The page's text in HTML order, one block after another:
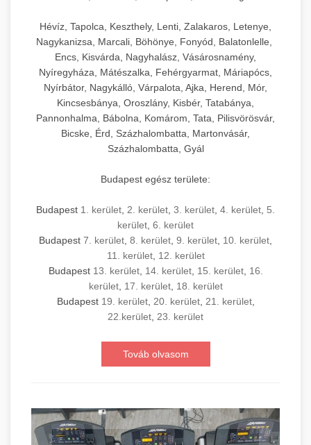
Hévíz, Tapolca, Keszthely, Lenti, Zalakaros, Letenye,
Nagykanizsa, Marcali, Böhönye, Fonyód, Balatonlelle,
Encs, Kisvárda, Nagyhalász, Vásárosnamény,
Nyíregyháza, Mátészalka, Fehérgyarmat, Máriapócs,
Nyírbátor, Nagykálló, Várpalota, Ajka, Herend, Mór,
Kincsesbánya, Oroszlány, Kisbér, Tatabánya,
Pannonhalma, Bábolna, Komárom, Tata, Pilisvörösvár,
Bicske, Érd, Százhalombatta, Martonvásár,
Százhalombatta, Gyál
Budapest egész területe:
Budapest 1. kerület, 2. kerület, 3. kerület, 4. kerület, 5.
kerület, 6. kerület
Budapest 7. kerület, 8. kerület, 9. kerület, 10. kerület,
11. kerület, 12. kerület
Budapest 13. kerület, 14. kerület, 15. kerület, 16.
kerület, 17. kerület, 18. kerület
Budapest 19. kerület, 20. kerület, 21. kerület,
22.kerület, 23. kerület
Továb olvasom